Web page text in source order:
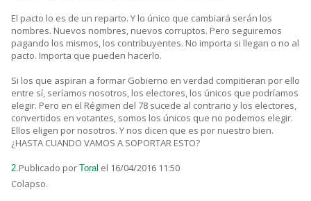
El pacto lo es de un reparto. Y lo único que cambiará serán los
nombres. Nuevos nombres, nuevos corruptos. Pero seguiremos
pagando los mismos, los contribuyentes. No importa si llegan o no al
pacto. Importa que pueden hacerlo.
Si los que aspiran a formar Gobierno en verdad compitieran por ello
entre sí, seríamos nosotros, los electores, los únicos que podríamos
elegir. Pero en el Régimen del 78 sucede al contrario y los electores,
convertidos en votantes, somos los únicos que no podemos elegir.
Ellos eligen por nosotros. Y nos dicen que es por nuestro bien.
¿HASTA CUANDO VAMOS A SOPORTAR ESTO?
2. Publicado por Toral el 16/04/2016 11:50
Colapso.